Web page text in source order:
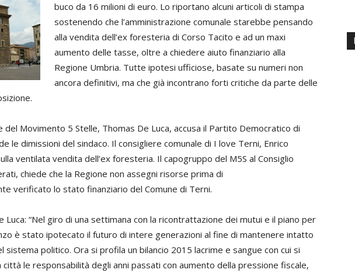
buco da 16 milioni di euro. Lo riportano alcuni articoli di stampa
sostenendo che l’amministrazione comunale starebbe pensando
alla vendita dell’ex foresteria di Corso Tacito e ad un maxi
aumento delle tasse, oltre a chiedere aiuto finanziario alla
Regione Umbria. Tutte ipotesi ufficiose, basate su numeri non
ancora definitivi, ma che già incontrano forti critiche da parte delle
del Movimento 5 Stelle, Thomas De Luca, accusa il Partito Democratico di
le dimissioni del sindaco. Il consigliere comunale di I love Terni, Enrico
ventilata vendita dell’ex foresteria. Il capogruppo del M5S al Consiglio
chiede che la Regione non assegni risorse prima di
verificato lo stato finanziario del Comune di Terni.
Luca: “Nel giro di una settimana con la ricontrattazione dei mutui e il piano per
è stato ipotecato il futuro di intere generazioni al fine di mantenere intatto
sistema politico. Ora si profila un bilancio 2015 lacrime e sangue con cui si
città le responsabilità degli anni passati con aumento della pressione fiscale,